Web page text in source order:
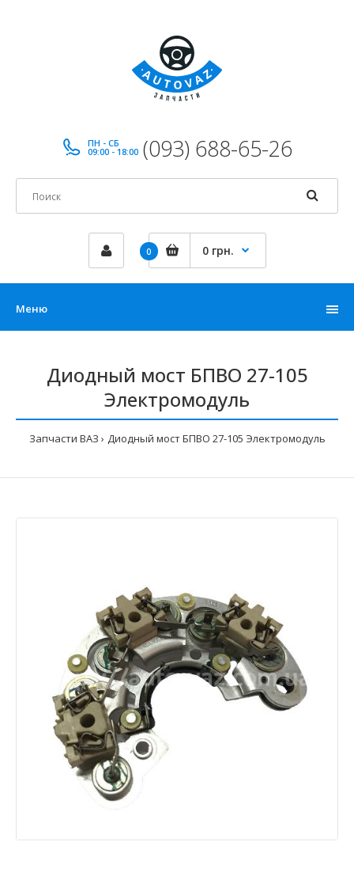
ПН - СБ
09:00 - 18:00 (093) 688-65-26
0 0 грн.
Меню
Диодный мост БПВО 27-105
Электромодуль
Запчасти ВАЗ Диодный мост БПВО 27-105 Электромодуль